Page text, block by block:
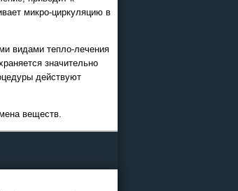
микро-циркуляцию в
видами тепло-лечения
значительно
действуют
веществ.